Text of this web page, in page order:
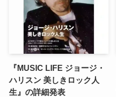
『MUSIC LIFE ジョージ・
ハリスン 美しきロック人
生』の詳細発表